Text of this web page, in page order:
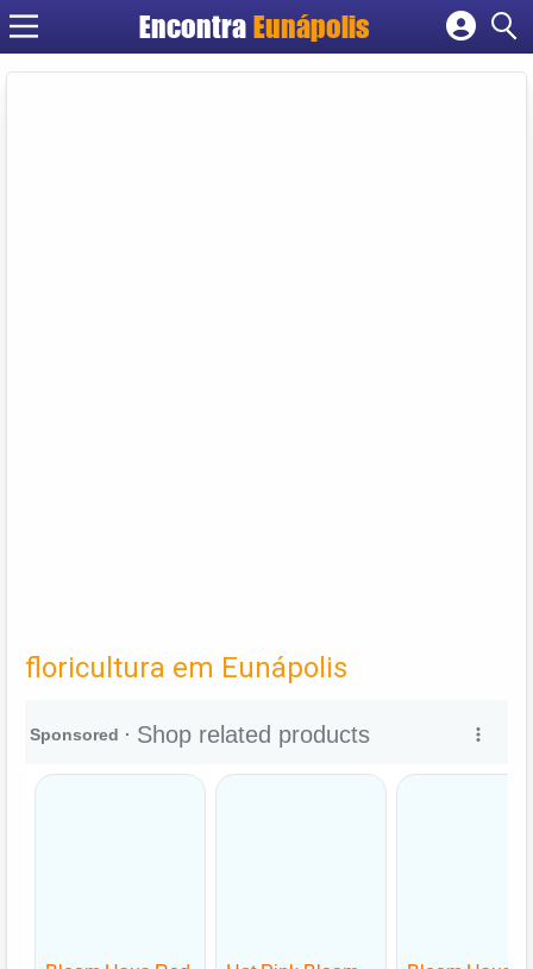
EncontraEunápolis
Cadastrar empresa
floricultura em Eunápolis